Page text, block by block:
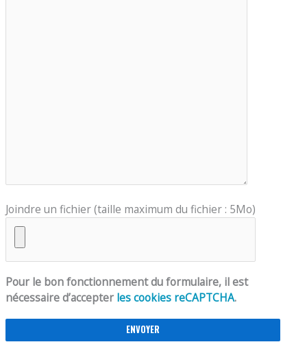
Joindre un fichier (taille maximum du fichier : 5Mo)
Pour le bon fonctionnement du formulaire, il est
nécessaire d’accepter les cookies reCAPTCHA.